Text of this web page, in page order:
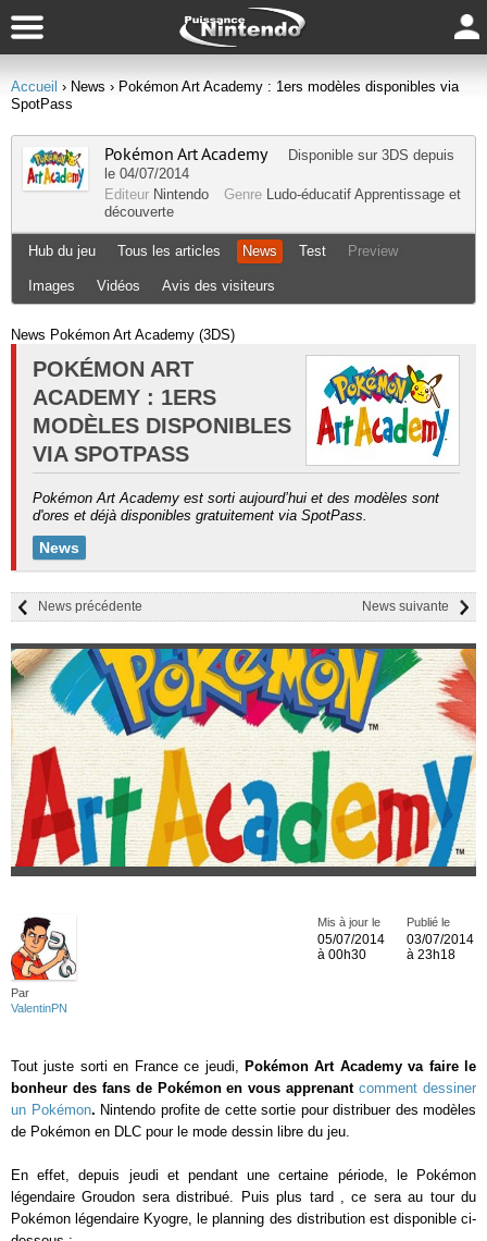
Accueil › News › Pokémon Art Academy : 1ers modèles disponibles via
SpotPass
Pokémon Art Academy Disponible sur 3DS depuis
le 04/07/2014
Editeur Nintendo Genre Ludo-éducatif Apprentissage et
découverte
Hub du jeu Tous les articles News Test Preview
Images Vidéos Avis des visiteurs
News Pokémon Art Academy (3DS)
POKÉMON ART
ACADEMY : 1ERS
MODÈLES DISPONIBLES
VIA SPOTPASS
Pokémon Art Academy est sorti aujourd’hui et des modèles sont
d'ores et déjà disponibles gratuitement via SpotPass.
News
News suivante
News précédente
Par
ValentinPN
Publié le
03/07/2014
à 23h18
Mis à jour le
05/07/2014
à 00h30
Tout juste sorti en France ce jeudi, Pokémon Art Academy va faire le
bonheur des fans de Pokémon en vous apprenantcomment dessiner
un Pokémon. Nintendo profite de cette sortie pour distribuer des modèles
de Pokémon en DLC pour le mode dessin libre du jeu.
En effet, depuis jeudi et pendant une certaine période, le Pokémon
légendaire Groudon sera distribué. Puis plus tard , ce sera au tour du
Pokémon légendaire Kyogre, le planning des distribution est disponible ci-